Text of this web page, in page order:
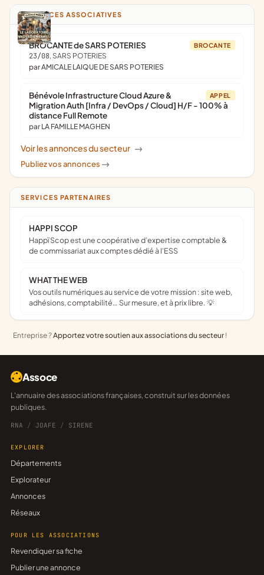
ANNONCES ASSOCIATIVES
BROCANTE
BROCANTE de SARS POTERIES
23/08, SARS POTERIES
par AMICALE LAIQUE DE SARS POTERIES
APPEL
Bénévole Infrastructure Cloud Azure &
Migration Auth [Infra / DevOps / Cloud] H/F - 100% à
distance Full Remote
par LA FAMILLE MAGHEN
Voir les annonces du secteur ->
Publiez vos annonces ->
SERVICES PARTENAIRES
HAPPI SCOP
Happï Scop est une coopérative d’expertise comptable &
de commissariat aux comptes dédié à l'ESS
WHAT THE WEB
Vos outils numériques au service de votre mission : site web,
adhésions, comptabilité… Sur mesure, et à prix libre. 💡
Entreprise ?Apportez votre soutien aux associations du secteur !
Assoce
L'annuaire des associations françaises, construit sur les données
publiques.
RNA / JOAFE / SIRENE
EXPLORER
Départements
Explorateur
Annonces
Réseaux
POUR LES ASSOCIATIONS
Revendiquer sa fiche
Publier une annonce